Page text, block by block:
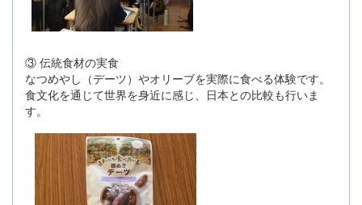
③ 伝統食材の実食
なつめやし（デーツ）やオリーブを実際に食べる体験です。
食文化を通じて世界を身近に感じ、日本との比較も行いま
す。